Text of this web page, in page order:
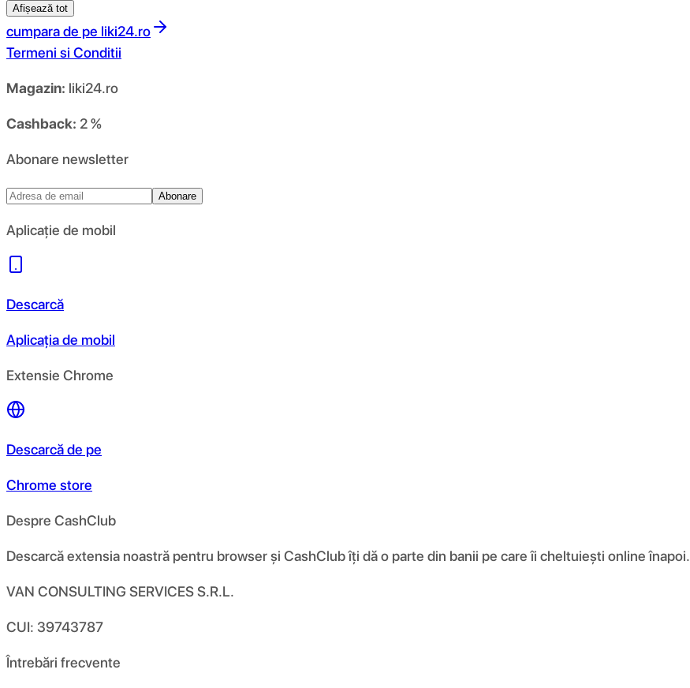
Afișează tot
cumpara de pe liki24.ro
Termeni si Conditii
Magazin: liki24.ro
Cashback: 2 %
Abonare newsletter
Abonare
Aplicație de mobil
Descarcă
Aplicația de mobil
Extensie Chrome
Descarcă de pe
Chrome store
Despre CashClub
Descarcă extensia noastră pentru browser și CashClub îți dă o parte din banii pe care îi cheltuiești online înapoi.
VAN CONSULTING SERVICES S.R.L.
CUI: 39743787
Întrebări frecvente